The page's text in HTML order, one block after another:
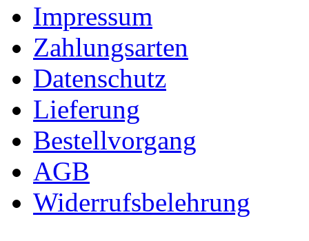
Impressum
Zahlungsarten
Datenschutz
Lieferung
Bestellvorgang
AGB
Widerrufsbelehrung